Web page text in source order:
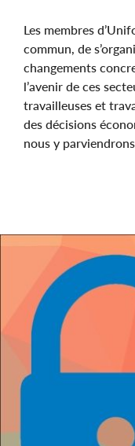
Les membres
commun, de
changements
l’avenir de ces
travailleuses et
des décisions
nous y